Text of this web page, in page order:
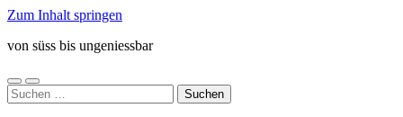
Zum Inhalt springen
von süss bis ungeniessbar
Mobile-
Menü
Suchfeld
ein-/ausblenden
Suchen
nach: